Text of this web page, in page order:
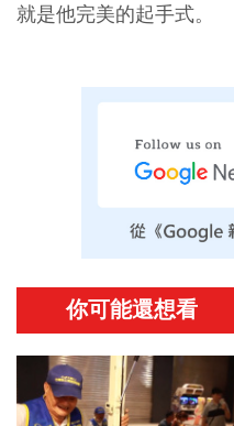
就是他完美的起手式。